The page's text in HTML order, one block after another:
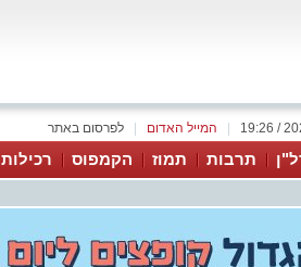
לפרסום באתר המייל האדום
תרבות תמוז הקמפוס רכילות